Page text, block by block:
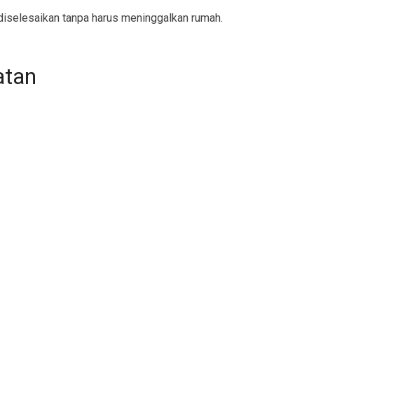
tanpa harus meninggalkan rumah.